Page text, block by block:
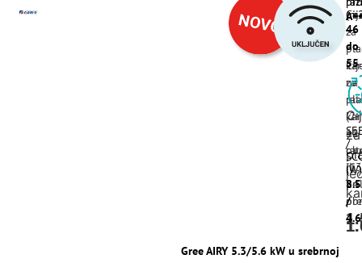
za
za
na
(2-
12
ili
za
na
24
46
do
55
/
(W)
8.5
/
4.6
Gree AIRY 5.3/5.6 kW u srebrnoj